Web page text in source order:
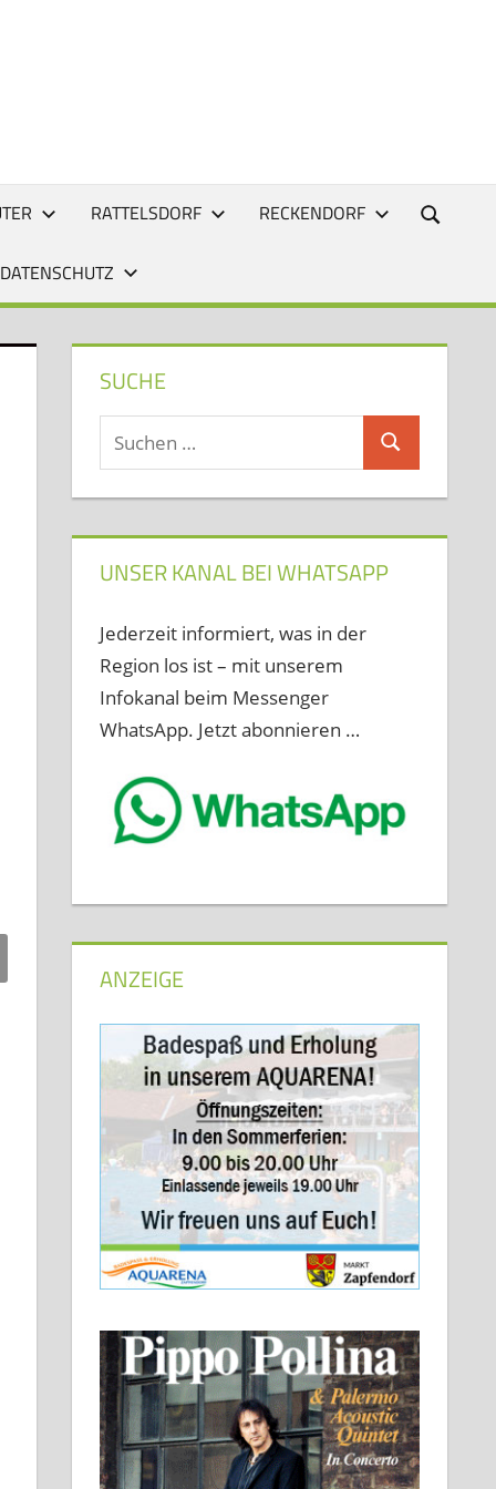
RATTELSDORF RECKENDORF
SUCHE
Suchen
nach:
Suchen
UNSER KANAL BEI WHATSAPP
Jederzeit informiert, was in der
Region los ist – mit unserem
Infokanal beim Messenger
WhatsApp. Jetzt abonnieren …
ANZEIGE